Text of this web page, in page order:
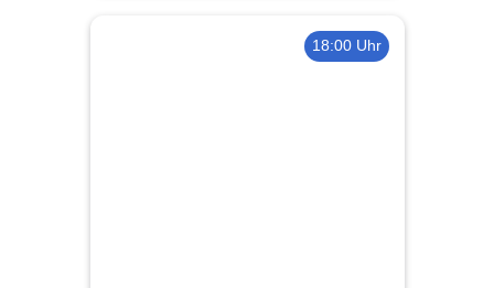
18:00 Uhr